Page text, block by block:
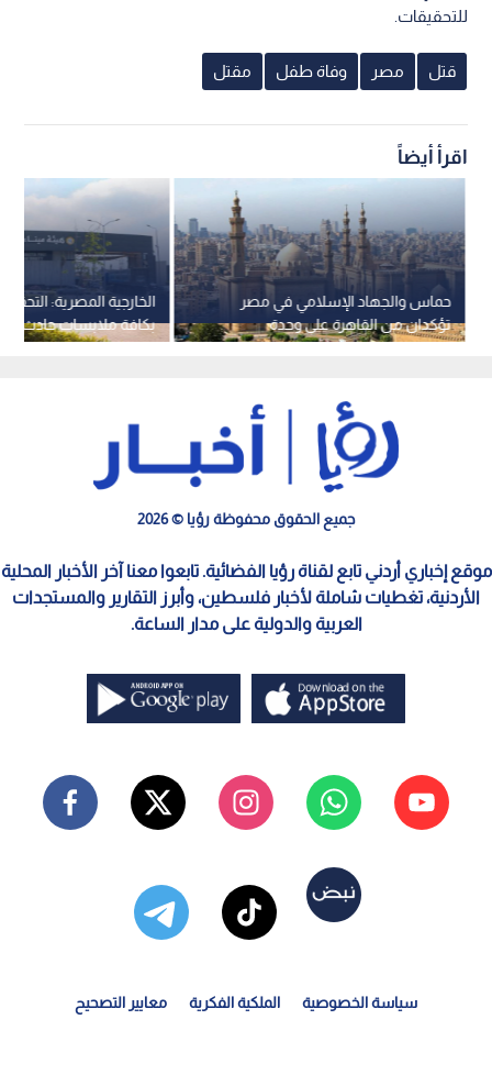
للتحقيقات.
قتل مصر وفاة طفل مقتل
اقرأ أيضاً
الخارجية المصرية:
بكافة ملابسات حادث
دمياط
حماس والجهاد الإسلامي في مصر
تؤكدان من القاهرة على وحدة
الموقف ووجوب إيقاف العدوان
جميع الحقوق محفوظة رؤيا © 2026
موقع إخباري أردني تابع لقناة رؤيا الفضائية. تابعوا معنا آخر الأخبار المحلية
الأردنية، تغطيات شاملة لأخبار فلسطين، وأبرز التقارير والمستجدات
العربية والدولية على مدار الساعة.
سياسة الخصوصية الملكية الفكرية معايير التصحيح